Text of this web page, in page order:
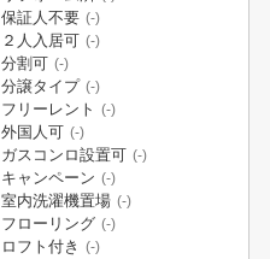
保証人不要 (-)
２人入居可 (-)
分割可 (-)
分譲タイプ (-)
フリーレント (-)
外国人可 (-)
ガスコンロ設置可 (-)
キャンペーン (-)
室内洗濯機置場 (-)
フローリング (-)
ロフト付き (-)